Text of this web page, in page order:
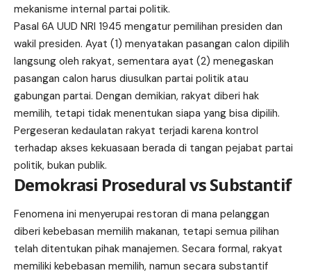
mekanisme internal partai politik.
Pasal 6A UUD NRI 1945 mengatur pemilihan presiden dan
wakil presiden. Ayat (1) menyatakan pasangan calon dipilih
langsung oleh rakyat, sementara ayat (2) menegaskan
pasangan calon harus diusulkan partai politik atau
gabungan partai. Dengan demikian, rakyat diberi hak
memilih, tetapi tidak menentukan siapa yang bisa dipilih.
Pergeseran kedaulatan rakyat terjadi karena kontrol
terhadap akses kekuasaan berada di tangan pejabat partai
politik, bukan publik.
Demokrasi Prosedural vs Substantif
Fenomena ini menyerupai restoran di mana pelanggan
diberi kebebasan memilih makanan, tetapi semua pilihan
telah ditentukan pihak manajemen. Secara formal, rakyat
memiliki kebebasan memilih, namun secara substantif